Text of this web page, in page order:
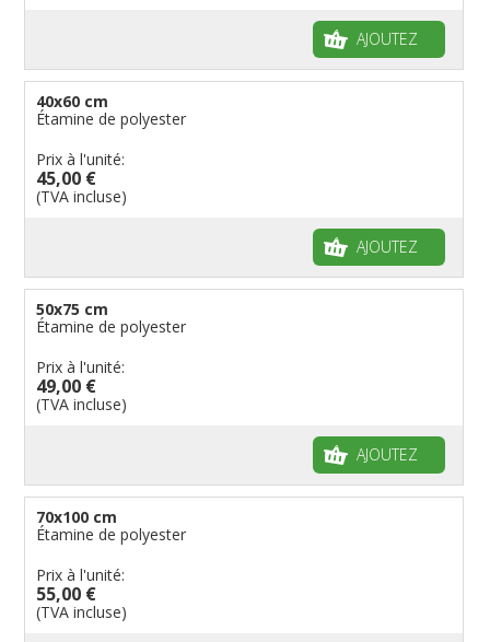
AJOUTEZ
40x60 cm
Étamine de polyester
Prix à l'unité:
45,00 €
(TVA incluse)
AJOUTEZ
50x75 cm
Étamine de polyester
Prix à l'unité:
49,00 €
(TVA incluse)
AJOUTEZ
70x100 cm
Étamine de polyester
Prix à l'unité:
55,00 €
(TVA incluse)